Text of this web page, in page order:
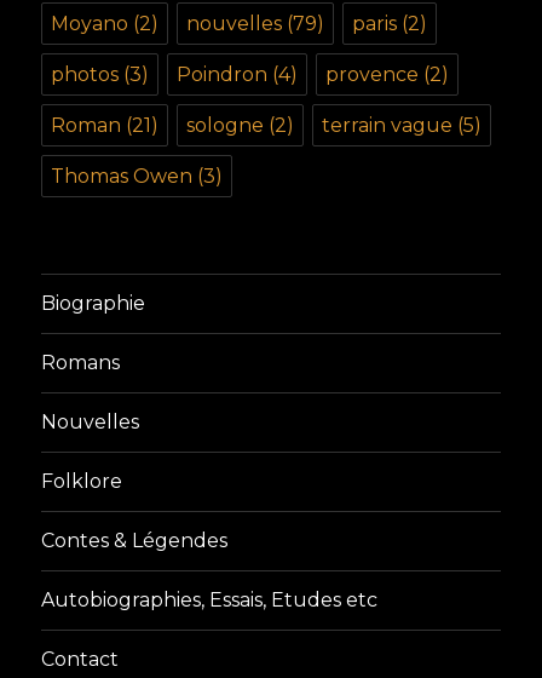
Moyano (2) nouvelles (79) paris (2)
photos (3) Poindron (4) provence (2)
Roman (21) sologne (2) terrain vague (5)
Thomas Owen (3)
Biographie
Romans
Nouvelles
Folklore
Contes & Légendes
Autobiographies, Essais, Etudes etc
Contact